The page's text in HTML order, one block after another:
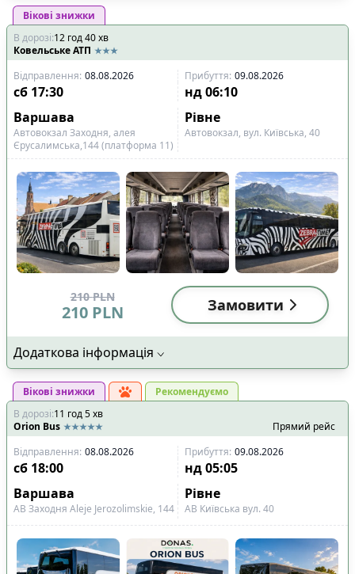
Вікові знижки
В дорозі:12 год40хв
Ковельське АТП
Відправлення: 08.08.2026 Прибуття: 09.08.2026
сб 17:30 нд 06:10
Варшава
Рівне
Автовокзал Заходня, алея
Єрусалимська,144 (платформа 11)
Автовокзал, вул. Київська, 40
210 PLN
210 PLN Замовити
Додаткова інформація
Вікові знижки
Рекомендуємо
В дорозі:11 год5хв
Orion Bus
Прямий рейс
Відправлення: 08.08.2026 Прибуття: 09.08.2026
сб 18:00 нд 05:05
Варшава
Рівне
АВ Заходня Aleje Jerozolimskie, 144 АВ Київська вул. 40